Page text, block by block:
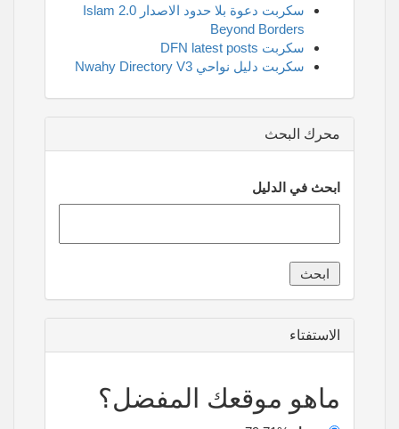
سكربت دعوة بلا حدود الاصدار 2.0 Islam
Beyond Borders
سكربت DFN latest posts
سكربت دليل نواحي Nwahy Directory V3
محرك البحث
ابحث في الدليل
الاستفتاء
ماهو موقعك المفضل؟